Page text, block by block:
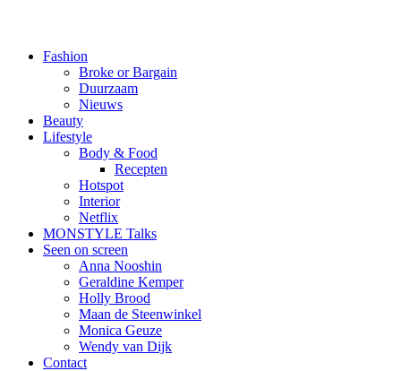
Fashion
Broke or Bargain
Duurzaam
Nieuws
Beauty
Lifestyle
Body & Food
Recepten
Hotspot
Interior
Netflix
MONSTYLE Talks
Seen on screen
Anna Nooshin
Geraldine Kemper
Holly Brood
Maan de Steenwinkel
Monica Geuze
Wendy van Dijk
Contact